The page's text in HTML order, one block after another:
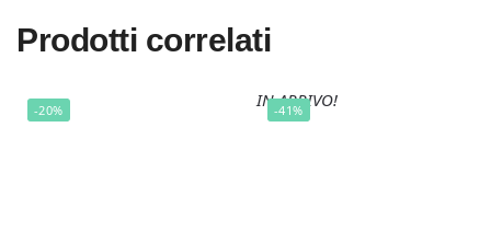
Prodotti correlati
-20% -41%
IN ARRIVO!